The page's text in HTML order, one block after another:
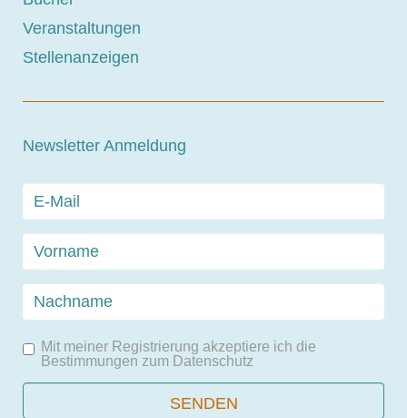
Veranstaltungen
Stellenanzeigen
Newsletter Anmeldung
Mit meiner Registrierung akzeptiere ich die
Bestimmungen zum Datenschutz